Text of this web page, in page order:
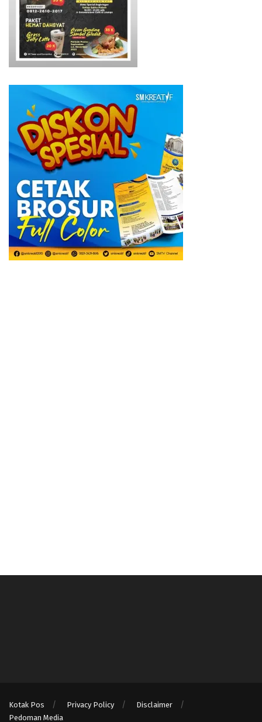
Kotak Pos Privacy Policy
Disclaimer
Pedoman Media